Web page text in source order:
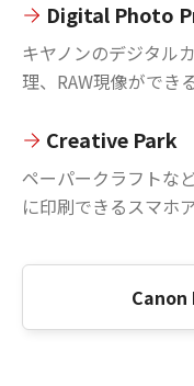
Digital Photo
キヤノンのデジタル
理、RAW現像ができ
Creative Park
ペーパークラフトな
に印刷できるスマホア
Canon